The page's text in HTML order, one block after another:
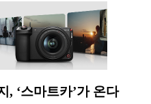
, ‘스마트카’가 온다